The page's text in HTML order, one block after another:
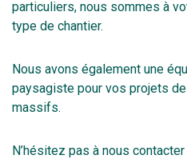
particuliers, nous sommes à
type de chantier.
Nous avons également une
paysagiste pour vos projets
massifs.
N’hésitez pas à nous contacter